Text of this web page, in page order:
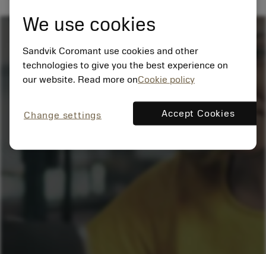
We use cookies
Sandvik Coromant use cookies and other
technologies to give you the best experience on
our website. Read more onCookie policy
Change settings Accept Cookies